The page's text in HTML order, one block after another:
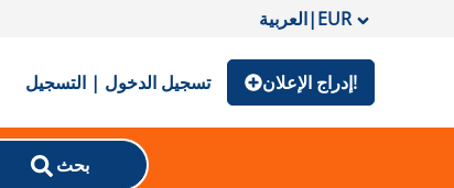
العربية|EUR
تسجيل الدخول | التسجيل إدراج الإعلان!
بحث